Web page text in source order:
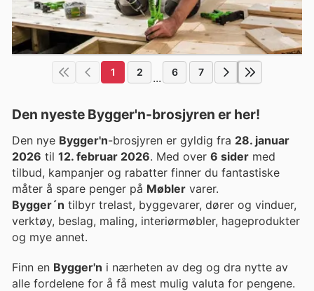
1 2 ... 6 7
Den nyeste Bygger'n-brosjyren er her!
Den nye Bygger'n-brosjyren er gyldig fra 28. januar
2026 til 12. februar 2026. Med over 6 sider med
tilbud, kampanjer og rabatter finner du fantastiske
måter å spare penger på Møbler varer.
Bygger´n tilbyr trelast, byggevarer, dører og vinduer,
verktøy, beslag, maling, interiørmøbler, hageprodukter
og mye annet.
Finn en Bygger'n i nærheten av deg og dra nytte av
alle fordelene for å få mest mulig valuta for pengene.